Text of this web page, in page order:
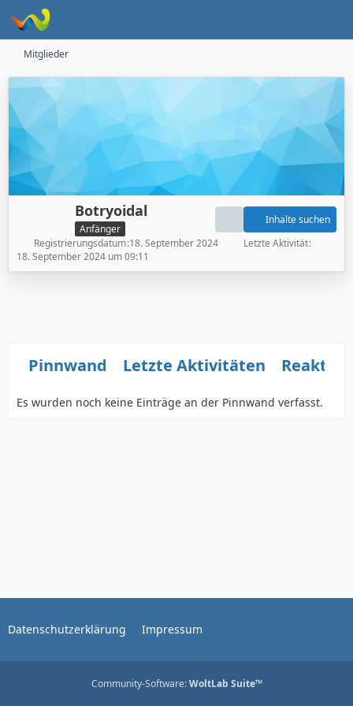
Mitglieder
Botryoidal
Anfänger
Inhalte suchen
Registrierungsdatum 18. September 2024
Letzte Aktivität
18. September 2024 um 09:11
Pinnwand Letzte Aktivitäten
Es wurden noch keine Einträge an der Pinnwand verfasst.
Datenschutzerklärung Impressum
Community-Software:WoltLab Suite™